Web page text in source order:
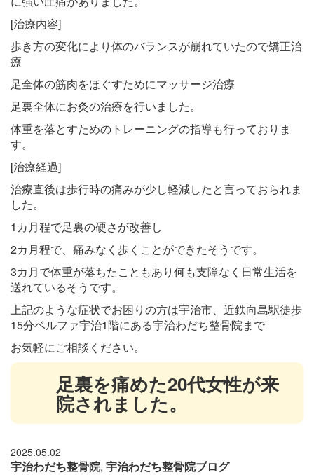
[治療内容]
歩き方の変化により体のバランスが崩れていたので矯正治
療
足全体の筋肉をほぐすためにマッサージ治療
足裏全体にお灸の治療を行いました。
体重を落とすためのトレーニングの指導も行っておりま
す。
[治療経過]
治療直後は歩行時の痛みが少し軽減したと言っておられま
した。
1カ月程で足裏の硬さが改善し
2カ月程で、痛みなく歩くことができたそうです。
3カ月で体重が落ちたこともあり何も支障なく日常生活を
送れているそうです。
上記のような症状でお困りの方は宇治市、近鉄向島駅徒歩
15分ベルファ宇治1階にある宇治わだち整骨院まで
お気軽にご相談ください。
足裏を痛めた20代女性が来
院されました。
2025.05.02
宇治わだち整骨院, 宇治わだち整骨院ブログ